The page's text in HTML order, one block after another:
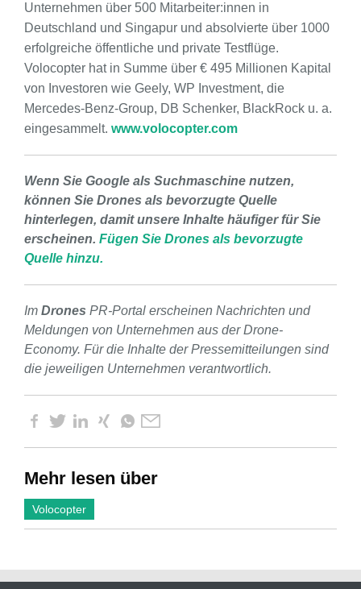
Unternehmen über 500 Mitarbeiter:innen in
Deutschland und Singapur und absolvierte über 1000
erfolgreiche öffentliche und private Testflüge.
Volocopter hat in Summe über € 495 Millionen Kapital
von Investoren wie Geely, WP Investment, die
Mercedes-Benz-Group, DB Schenker, BlackRock u. a.
eingesammelt. www.volocopter.com
Wenn Sie Google als Suchmaschine nutzen,
können Sie Drones als bevorzugte Quelle
hinterlegen, damit unsere Inhalte häufiger für Sie
erscheinen. Fügen Sie Drones als bevorzugte
Quelle hinzu.
Im Drones PR-Portal erscheinen Nachrichten und
Meldungen von Unternehmen aus der Drone-
Economy. Für die Inhalte der Pressemitteilungen sind
die jeweiligen Unternehmen verantwortlich.
Mehr lesen über
Volocopter